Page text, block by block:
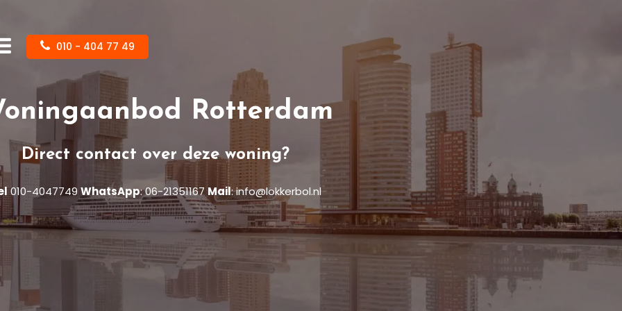
010 - 404 77 49
Rotterdam
Direct contact over deze woning?
010-4047749 WhatsApp:06-21351167 Mail:info@lokkerbol.nl